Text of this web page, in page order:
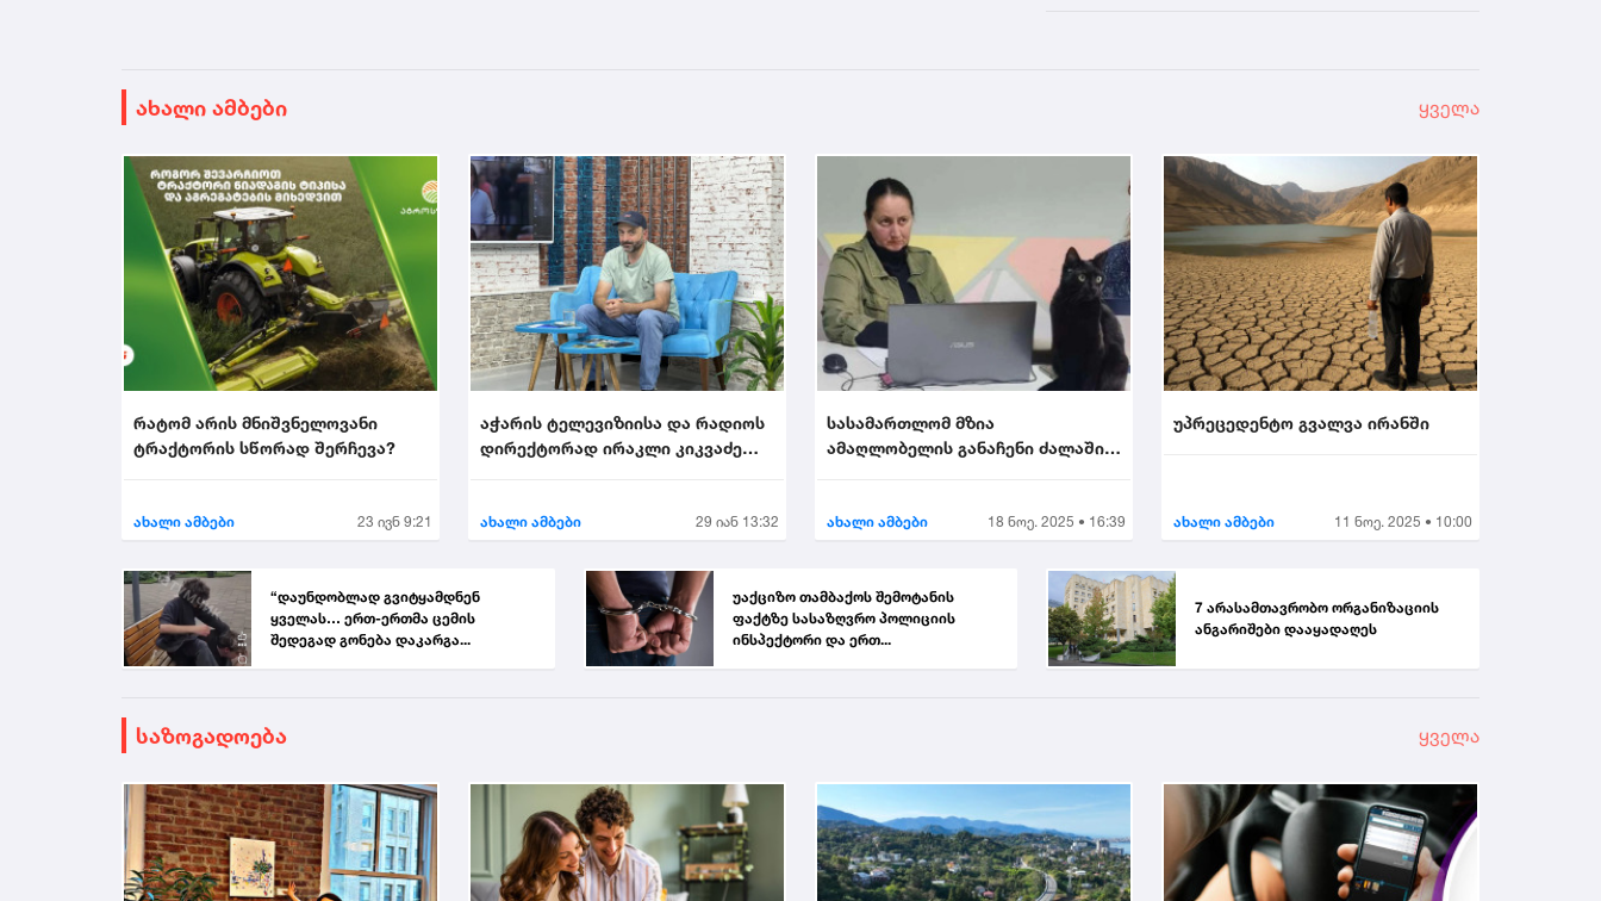
ახალი ამბები ყველა
რატომ არის მნიშვნელოვანი
ტრაქტორის სწორად შერჩევა?
ახალი ამბები 23 ივნ 9:21
აჭარის ტელევიზიისა და რადიოს
დირექტორად ირაკლი კიკვაძე
ახალი ამბები 29 იან 13:32
სასამართლომ მზია
ამაღლობელის განაჩენი ძალაში
ახალი ამბები 18 ნოე. 2025 • 16:39
უპრეცედენტო გვალვა ირანში
ახალი ამბები 11 ნოე. 2025 • 10:00
“დაუნდობლად გვიტყამდნენ
ყველას… ერთ-ერთმა ცემის
შედეგად გონება დაკარგა...
უაქციზო თამბაქოს შემოტანის
ფაქტზე სასაზღვრო პოლიციის
ინსპექტორი და ერთ...
7 არასამთავრობო ორგანიზაციის
ანგარიშები დააყადაღეს
საზოგადოება ყველა